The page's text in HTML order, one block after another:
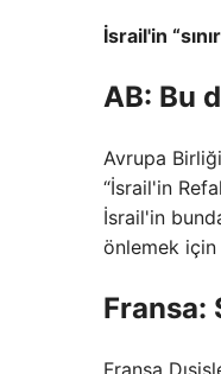
İsrail'in
AB: Bu
Avrupa
“İsrail'in
İsrail'in
önlemek
Fransa:
Fransa